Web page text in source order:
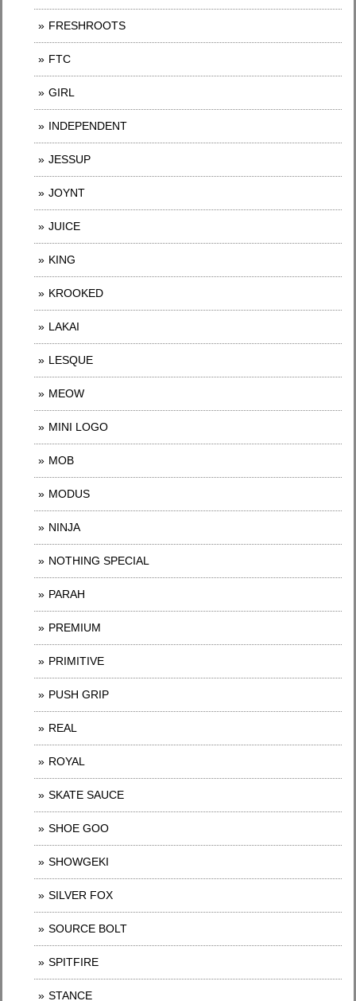
FRESHROOTS
FTC
GIRL
INDEPENDENT
JESSUP
JOYNT
JUICE
KING
KROOKED
LAKAI
LESQUE
MEOW
MINI LOGO
MOB
MODUS
NINJA
NOTHING SPECIAL
PARAH
PREMIUM
PRIMITIVE
PUSH GRIP
REAL
ROYAL
SKATE SAUCE
SHOE GOO
SHOWGEKI
SILVER FOX
SOURCE BOLT
SPITFIRE
STANCE